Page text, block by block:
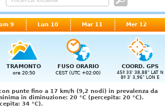
9 Lun 10 Mar 11 Mer 12
TRAMONTO
ore 20:50
FUSO ORARIO
CEST (UTC +02:00)
COORD. GPS
45º 33' 38,88" LAT N
8º 3' 3,96" LON E
punte fino a 17 km/h (9,2 nodi) in prevalenza da
in diminuzione: 20 °C (percepita: 20 °C).
34 °C).